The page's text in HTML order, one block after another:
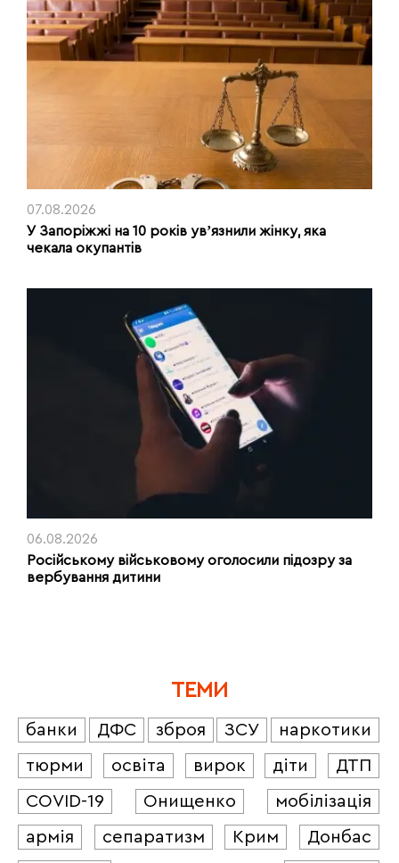
07.08.2026
У Запоріжжі на 10 років увʼязнили жінку, яка
чекала окупантів
06.08.2026
Російському військовому оголосили підозру за
вербування дитини
ТЕМИ
банки ДФС зброя ЗСУ
наркотики
тюрми
освіта вирок діти
ДТП
COVID-19
Онищенко
мобілізація
армія
сепаратизм Крим
Донбас